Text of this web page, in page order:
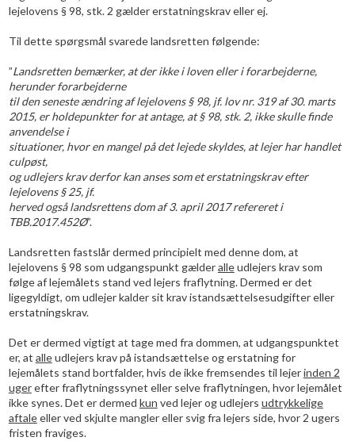
lejelovens § 98, stk. 2 gælder erstatningskrav eller ej.
Til dette spørgsmål svarede landsretten følgende:
”Landsretten bemærker, at der ikke i loven eller i forarbejderne,
herunder forarbejderne
til den seneste ændring af lejelovens § 98, jf. lov nr. 319 af 30. marts
2015, er holdepunkter for at antage, at § 98, stk. 2, ikke skulle finde
anvendelse i
situationer, hvor en mangel på det lejede skyldes, at lejer har handlet
culpøst,
og udlejers krav derfor kan anses som et erstatningskrav efter
lejelovens § 25, jf.
herved også landsrettens dom af 3. april 2017 refereret i
TBB.2017.452Ø”.
Landsretten fastslår dermed principielt med denne dom, at
lejelovens § 98 som udgangspunkt gælderalleudlejers krav som
følge af lejemålets stand ved lejers fraflytning. Dermed er det
ligegyldigt, om udlejer kalder sit krav istandsættelsesudgifter eller
erstatningskrav.
Det er dermed vigtigt at tage med fra dommen, at udgangspunktet
er, at alleudlejers krav på istandsættelse og erstatning for
lejemålets stand bortfalder, hvis de ikke fremsendes til lejerinden 2
ugerefter fraflytningssynet eller selve fraflytningen, hvor lejemålet
ikke synes. Det er dermed kun ved lejer og udlejers udtrykkelige
aftaleeller ved skjulte mangler eller svig fra lejers side, hvor 2 ugers
fristen fraviges.